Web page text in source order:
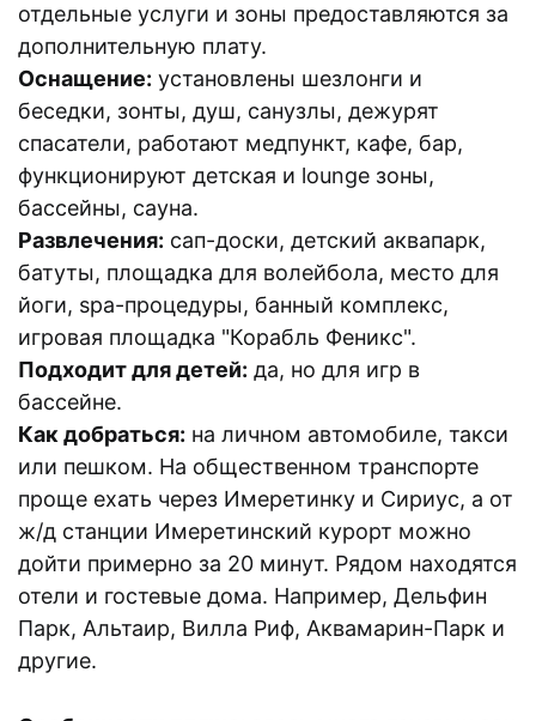
отдельные услуги и зоны предоставляются за
дополнительную плату.
Оснащение: установлены шезлонги и
беседки, зонты, душ, санузлы, дежурят
спасатели, работают медпункт, кафе, бар,
функционируют детская и lounge зоны,
бассейны, сауна.
Развлечения: сап-доски, детский аквапарк,
батуты, площадка для волейбола, место для
йоги, spa-процедуры, банный комплекс,
игровая площадка "Корабль Феникс".
Подходит для детей: да, но для игр в
бассейне.
Как добраться: на личном автомобиле, такси
или пешком. На общественном транспорте
проще ехать через Имеретинку и Сириус, а от
ж/д станции Имеретинский курорт можно
дойти примерно за 20 минут. Рядом находятся
отели и гостевые дома. Например, Дельфин
Парк, Альтаир, Вилла Риф, Аквамарин-Парк и
другие.